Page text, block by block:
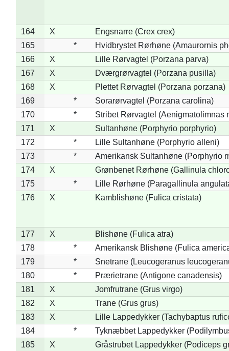
164 X
Engsnarre (Crex crex)
165
*
Hvidbrystet Rørhøne (Amaurornis
166
X
Lille Rørvagtel (Porzana parva)
167
X
Dværgrørvagtel (Porzana pusilla)
168
X
Plettet Rørvagtel (Porzana porzana)
169
*
Sorarørvagtel (Porzana carolina)
170
*
Stribet Rørvagtel (Aenigmatolimnas
171
X
Sultanhøne (Porphyrio porphyrio)
172
*
Lille Sultanhøne (Porphyrio alleni)
173
*
Amerikansk Sultanhøne (Porphyrio
174
X
Grønbenet Rørhøne (Gallinula
175
*
Lille Rørhøne (Paragallinula
176
X Kamblishøne (Fulica cristata)
177 X
Blishøne (Fulica atra)
178
*
Amerikansk Blishøne (Fulica
179
*
Snetrane (Leucogeranus
180
*
Prærietrane (Antigone canadensis)
181
X
Jomfrutrane (Grus virgo)
182
X
Trane (Grus grus)
183
X
Lille Lappedykker (Tachybaptus
184
*
Tyknæbbet Lappedykker
185
X
Gråstrubet Lappedykker (Podiceps